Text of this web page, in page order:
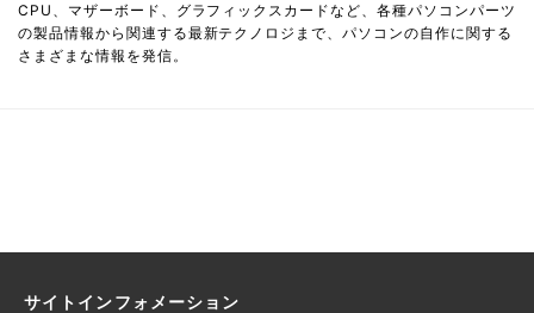
CPU、マザーボード、グラフィックスカードなど、各種パソコンパーツ
の製品情報から関連する最新テクノロジまで、パソコンの自作に関する
さまざまな情報を発信。
サイトインフォメーション